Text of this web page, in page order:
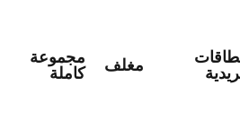
مغلف مجموعة
كاملة